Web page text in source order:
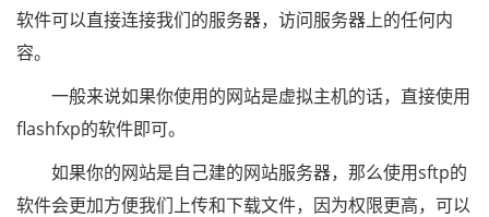
软件可以直接连接我们的服务器，访问服务器上的任何内
容。
一般来说如果你使用的网站是虚拟主机的话，直接使用
flashfxp的软件即可。
如果你的网站是自己建的网站服务器，那么使用sftp的
软件会更加方便我们上传和下载文件，因为权限更高，可以